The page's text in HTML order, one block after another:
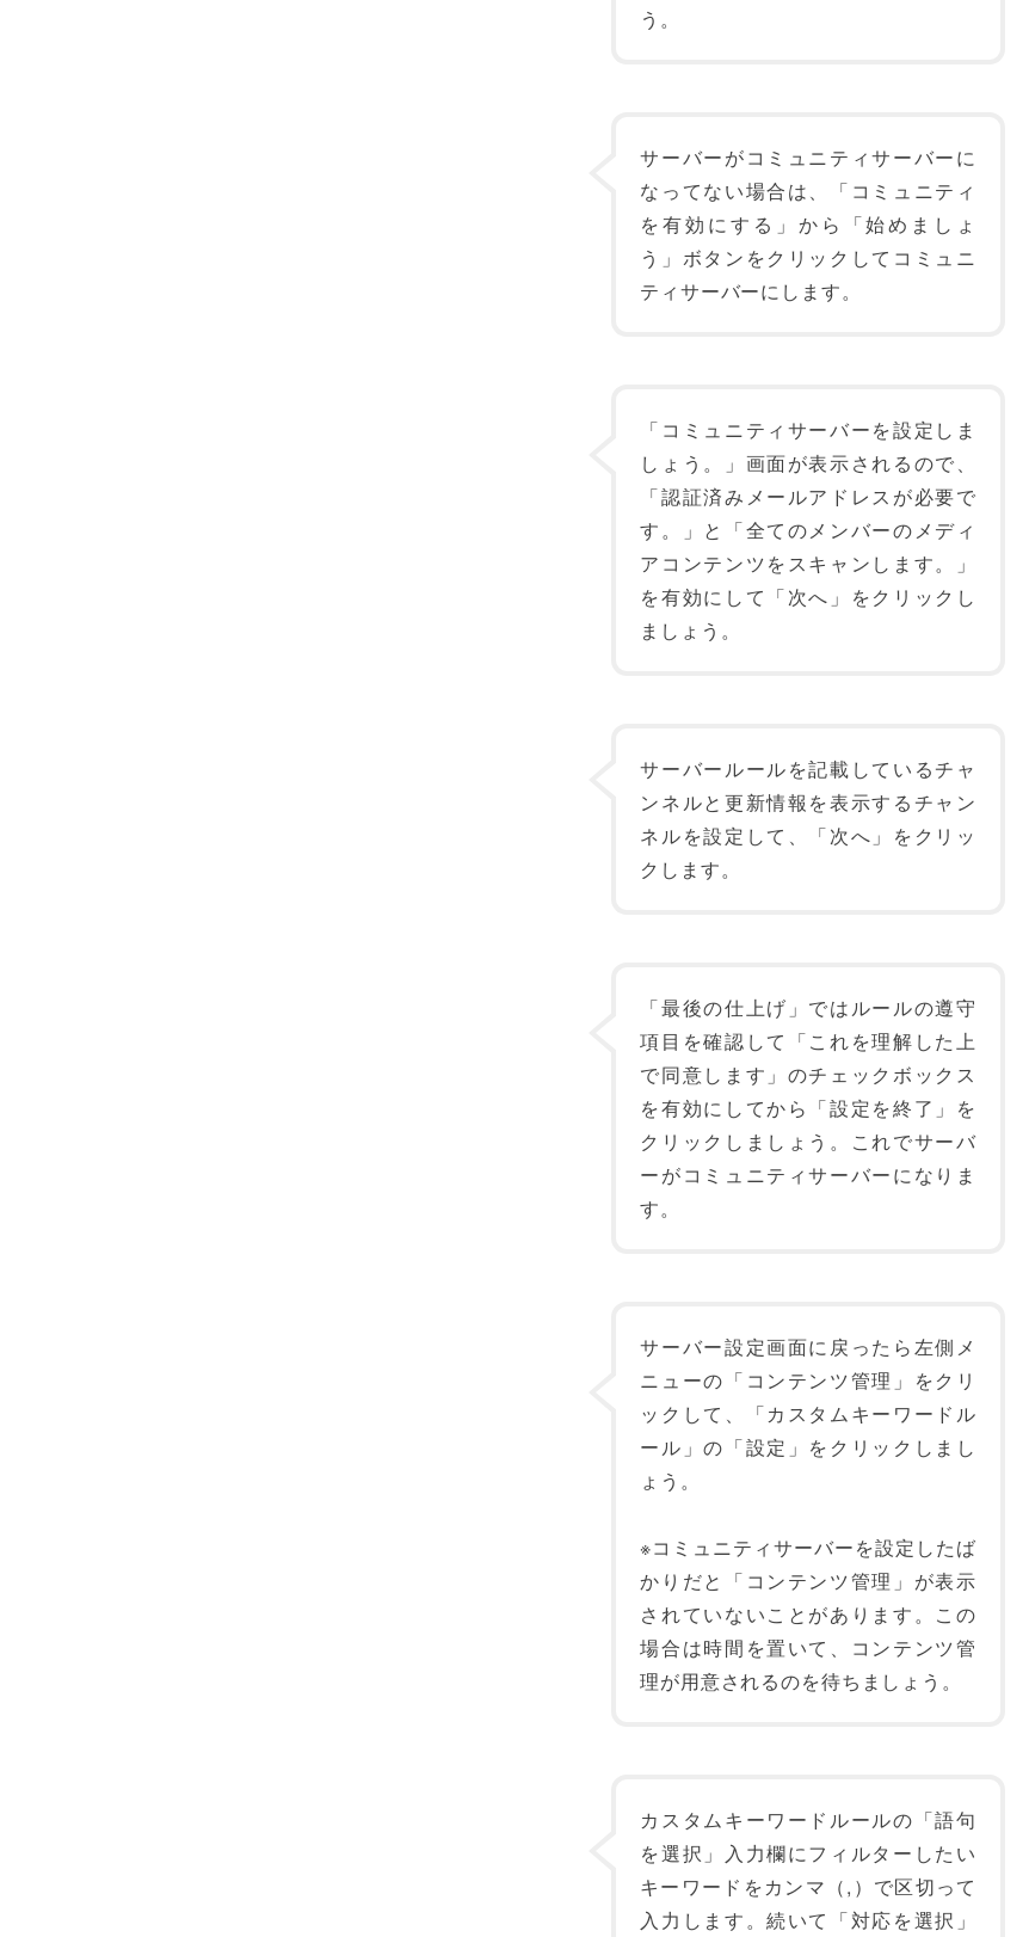
う。
サーバーがコミュニティサーバーに
なってない場合は、「コミュニティ
を有効にする」から「始めましょ
う」ボタンをクリックしてコミュニ
ティサーバーにします。
「コミュニティサーバーを設定しま
しょう。」画面が表示されるので、
「認証済みメールアドレスが必要で
す。」と「全てのメンバーのメディ
アコンテンツをスキャンします。」
を有効にして「次へ」をクリックし
ましょう。
サーバールールを記載しているチャ
ンネルと更新情報を表示するチャン
ネルを設定して、「次へ」をクリッ
クします。
「最後の仕上げ」ではルールの遵守
項目を確認して「これを理解した上
で同意します」のチェックボックス
を有効にしてから「設定を終了」を
クリックしましょう。これでサーバ
ーがコミュニティサーバーになりま
す。
サーバー設定画面に戻ったら左側メ
ニューの「コンテンツ管理」をクリ
ックして、「カスタムキーワードル
ール」の「設定」をクリックしまし
ょう。
※コミュニティサーバーを設定したば
かりだと「コンテンツ管理」が表示
されていないことがあります。この
場合は時間を置いて、コンテンツ管
理が用意されるのを待ちましょう。
カスタムキーワードルールの「語句
を選択」入力欄にフィルターしたい
キーワードをカンマ（,）で区切って
入力します。続いて「対応を選択」